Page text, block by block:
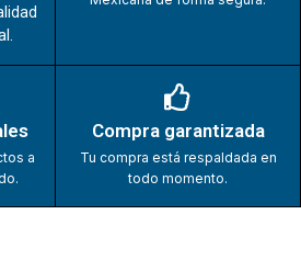
a
Compra garantizada
Tu compra está respaldada en
todo momento.